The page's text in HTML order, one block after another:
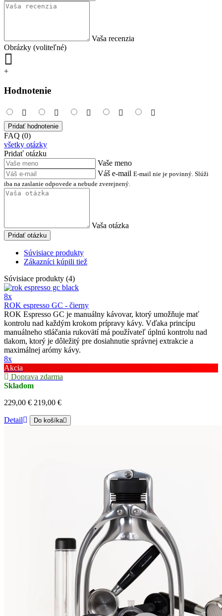
Vaša recenzia
Obrázky (voliteľné)
+
Hodnotenie
Pridať hodnotenie
FAQ (0)
všetky otázky
Pridať otázku
Vaše meno
Váš e-mail E-mail nie je povinný. Slúži
iba na zaslanie odpovede a nebude zverejnený.
Vaša otázka
Pridať otázku
Súvisiace produkty
Zákazníci kúpili tiež
Súvisiace produkty (4)
8x
ROK espresso GC - čierny
ROK Espresso GC je manuálny kávovar, ktorý umožňuje mať
kontrolu nad každým krokom prípravy kávy. Vďaka princípu
manuálneho stláčania rukovätí má používateľ úplnú kontrolu nad
tlakom, ktorý je dôležitý pre dosiahnutie správnej extrakcie a
maximálnej arómy kávy.
8x
Akcia
Doprava zdarma
Skladom
229,00 € 219,00 €
Detail Do košíka